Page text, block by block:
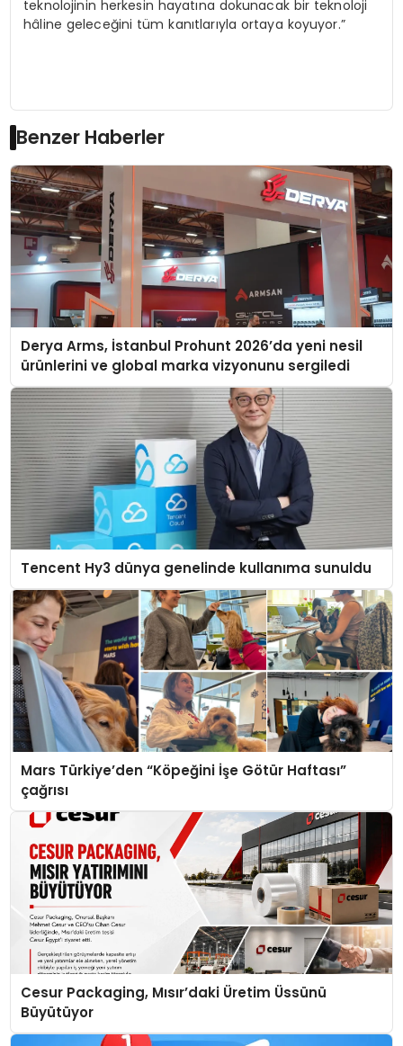
teknolojinin herkesin hayatına dokunacak bir teknoloji
hâline geleceğini tüm kanıtlarıyla ortaya koyuyor.”
Benzer Haberler
Derya Arms, İstanbul Prohunt 2026’da yeni nesil
ürünlerini ve global marka vizyonunu sergiledi
Tencent Hy3 dünya genelinde kullanıma sunuldu
Mars Türkiye’den “Köpeğini İşe Götür Haftası”
çağrısı
Cesur Packaging, Mısır’daki Üretim Üssünü
Büyütüyor